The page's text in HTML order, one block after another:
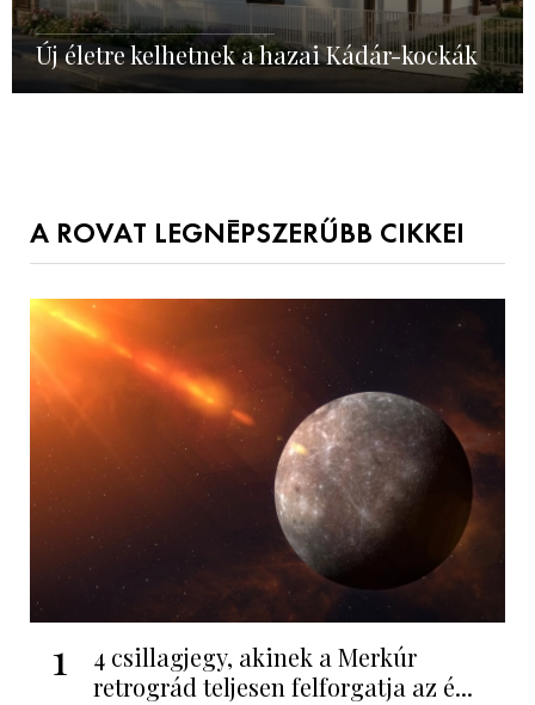
Új életre kelhetnek a hazai Kádár-kockák
A ROVAT LEGNÉPSZERŰBB CIKKEI
1
4 csillagjegy, akinek a Merkúr
retrográd teljesen felforgatja az é...